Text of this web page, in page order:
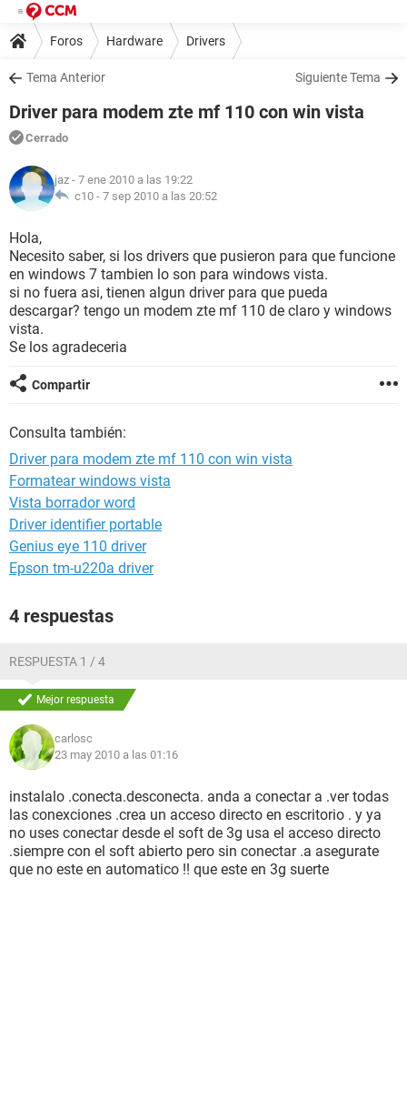
Foros Hardware Drivers
Tema Anterior Siguiente Tema
Driver para modem zte mf 110 con win vista
Cerrado
jaz - 7 ene 2010 a las 19:22
c10 - 7 sep 2010 a las 20:52
Hola,
Necesito saber, si los drivers que pusieron para que funcione
en windows 7 tambien lo son para windows vista.
si no fuera asi, tienen algun driver para que pueda
descargar? tengo un modem zte mf 110 de claro y windows
vista.
Se los agradeceria
Compartir
Consulta también:
Driver para modem zte mf 110 con win vista
Formatear windows vista
Vista borrador word
Driver identifier portable
Genius eye 110 driver
Epson tm-u220a driver
4 respuestas
RESPUESTA 1 / 4
Mejor respuesta
carlosc
23 may 2010 a las 01:16
instalalo .conecta.desconecta. anda a conectar a .ver todas
las conexciones .crea un acceso directo en escritorio . y ya
no uses conectar desde el soft de 3g usa el acceso directo
.siempre con el soft abierto pero sin conectar .a asegurate
que no este en automatico !! que este en 3g suerte